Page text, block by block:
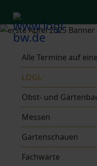
Alle Termine auf
LOGL
Obst- und
Messen
Gartenschauen
Fachwarte